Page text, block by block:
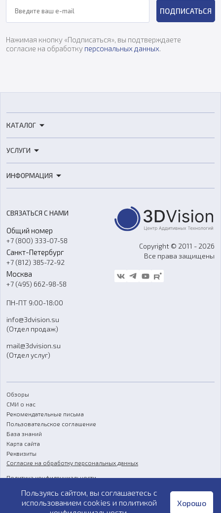
ПОДПИСАТЬСЯ
Нажимая кнопку «Подписаться», вы подтверждаете
согласие на обработку персональных данных.
КАТАЛОГ
3D-сканеры
Расходные материалы
Оборудование и материалы для вакуумного литья
Аксессуары и прочее оборудование
Программное обеспечение
УСЛУГИ
3D-моделирование
Ремонт и услуги
ИНФОРМАЦИЯ
О компании
Контакты
Гос. закупки
Стать дилером
Блог
FAQ
СВЯЗАТЬСЯ С НАМИ
Общий номер
+7 (800) 333-07-58
Санкт-Петербург
+7 (812) 385-72-92
Москва
+7 (495) 662-98-58
ПН-ПТ 9:00-18:00
info@3dvision.su
(Отдел продаж)
mail@3dvision.su
(Отдел услуг)
Copyright © 2011 - 2026
Все права защищены
Обзоры
СМИ о нас
Рекомендательные письма
Пользовательское соглашение
База знаний
Карта сайта
Реквизиты
Согласие на обработку персональных данных
Политика конфиденциальности
Публичная оферта
Пользуясь сайтом, вы соглашаетесь с
использованием cookies и политикой
Хорошо